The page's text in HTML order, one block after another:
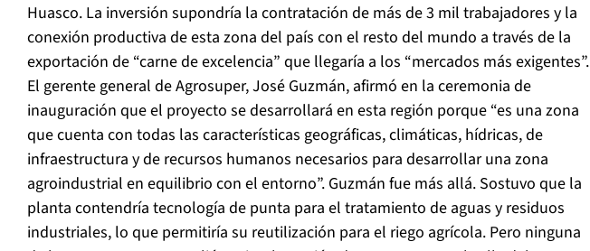
Huasco. La inversión supondría la contratación de más de 3 mil trabajadores y la
conexión productiva de esta zona del país con el resto del mundo a través de la
exportación de “carne de excelencia” que llegaría a los “mercados más exigentes”.
El gerente general de Agrosuper, José Guzmán, afirmó en la ceremonia de
inauguración que el proyecto se desarrollará en esta región porque “es una zona
que cuenta con todas las características geográficas, climáticas, hídricas, de
infraestructura y de recursos humanos necesarios para desarrollar una zona
agroindustrial en equilibrio con el entorno”. Guzmán fue más allá. Sostuvo que la
planta contendría tecnología de punta para el tratamiento de aguas y residuos
industriales, lo que permitiría su reutilización para el riego agrícola. Pero ninguna